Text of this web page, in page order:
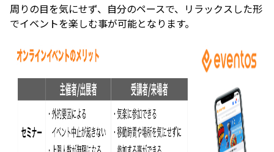
周りの目を気にせず、自分のペースで、リラックスした形
でイベントを楽しむ事が可能となります。